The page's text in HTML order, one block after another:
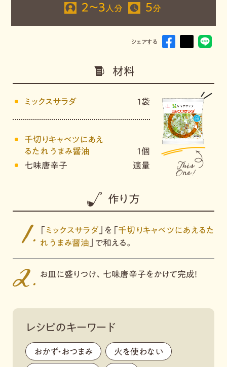
2～3 人分 5分
シェアする
材料
ミックスサラダ 1袋
千切りキャベツにあえ
るたれ うまみ醤油
１個
七味唐辛子
適量
作り方
ミックスサラダ」を「 千切りキャベツにあえるた
れ うまみ醤油 」で和える。
お皿に盛りつけ、七味唐辛子をかけて完成！
レシピのキーワード
おかず・おつまみ , 火を使わない ,